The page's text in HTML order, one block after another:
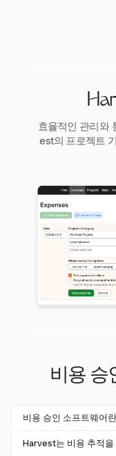
효율적인 관리와
est의 프로젝트
비용 승
비용 승인 소프트웨어
비용 승인 소프트웨
Harvest는 비용 추적을